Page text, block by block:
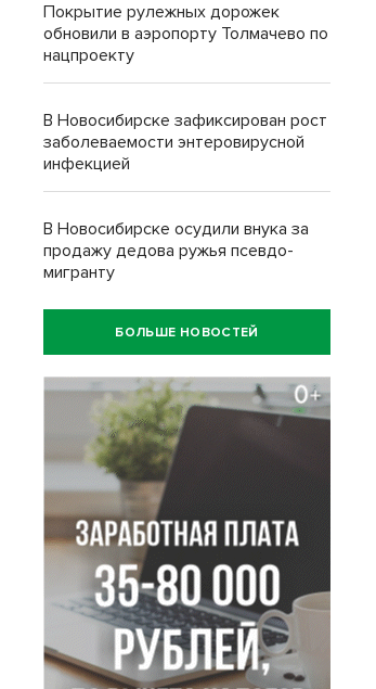
Покрытие рулежных дорожек
обновили в аэропорту Толмачево по
нацпроекту
В Новосибирске зафиксирован рост
заболеваемости энтеровирусной
инфекцией
В Новосибирске осудили внука за
продажу дедова ружья псевдо-
мигранту
БОЛЬШЕ НОВОСТЕЙ